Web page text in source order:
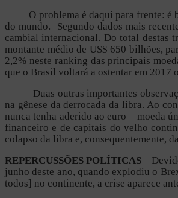
O problema é daqui para frente: é
do mundo. Segundo dados mais
cambial internacional. Do total destas
montante médio de US$ 650 bilhões,
2,2% neste ranking das principais
que o Brasil voltará a ostentar em 2017
Duas outras importantes
na gênese da derrocada da libra. Ao
nunca tenha aderido ao euro – moeda
financeiro e de capitais do velho
colapso da libra e, consequentemente,
REPERCUSSÕES POLÍTICAS –
junho deste ano, quando explodiu o
todos] no continente, a crise aparece